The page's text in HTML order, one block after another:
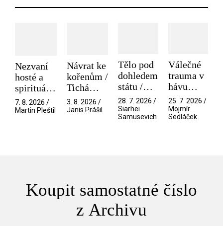
Nezvaní
hosté a
spirituální
narušitelé
z vesmíru
7. 8. 2026 /
Martin Pleštil
Návrat ke
kořenům /
Tichá
přítelkyně
3. 8. 2026 /
Janis Prášil
Tělo pod
dohledem
státu /
Pramen
28. 7. 2026 /
Siarhei
Samusevich
Válečné
trauma v
hávu
spektáklu
/ Odyssea
25. 7. 2026 /
Mojmír
Sedláček
Koupit samostatné číslo
z Archivu